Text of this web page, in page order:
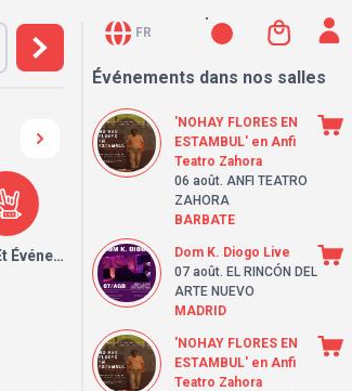
Événements
FR
Événements dans nos salles
'NOHAY FLORES EN
ESTAMBUL' en Anfi
Teatro Zahora
06 août. ANFI TEATRO
ZAHORA
BARBATE
Dom K. Diogo Live
07 août. EL RINCÓN DEL
ARTE NUEVO
MADRID
'NOHAY FLORES EN
ESTAMBUL' en Anfi
Teatro Zahora